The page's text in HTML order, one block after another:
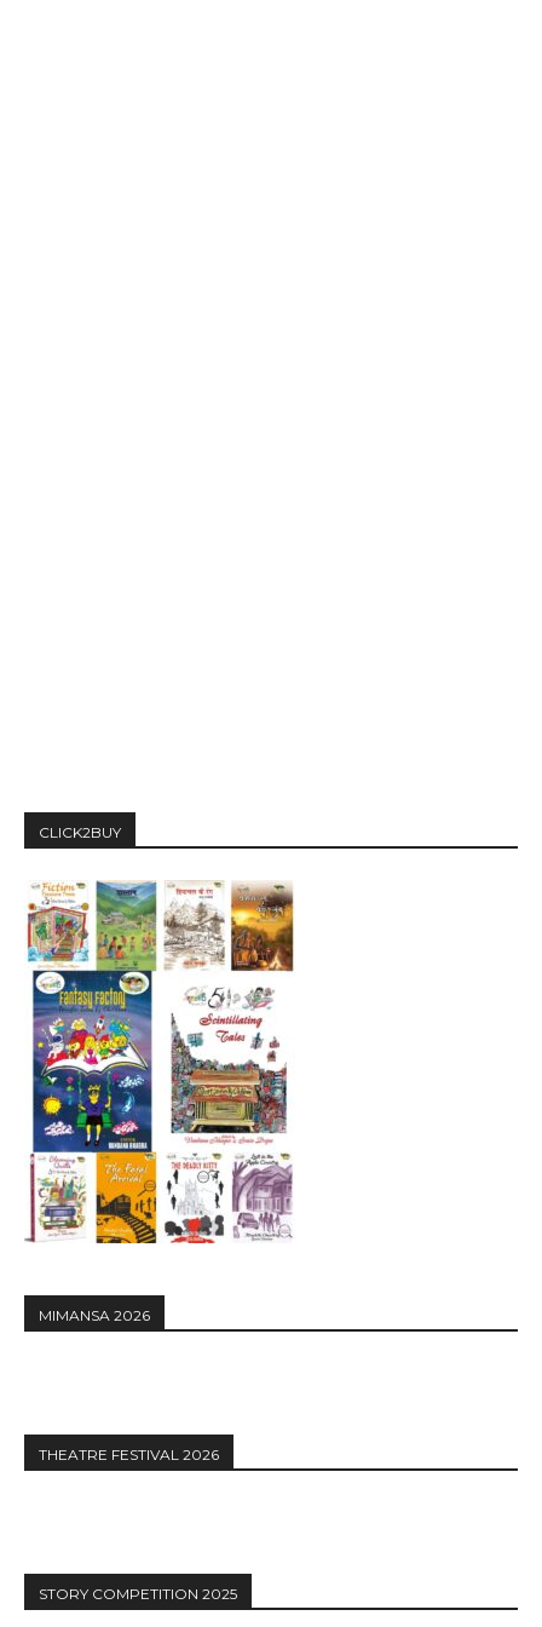
CLICK2BUY
MIMANSA 2026
THEATRE FESTIVAL 2026
STORY COMPETITION 2025